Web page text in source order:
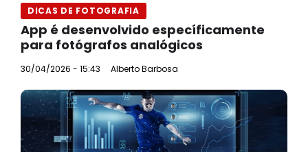
DICAS DE FOTOGRAFIA
App é desenvolvido específicamente
para fotógrafos analógicos
30/04/2026 - 15:43 Alberto Barbosa